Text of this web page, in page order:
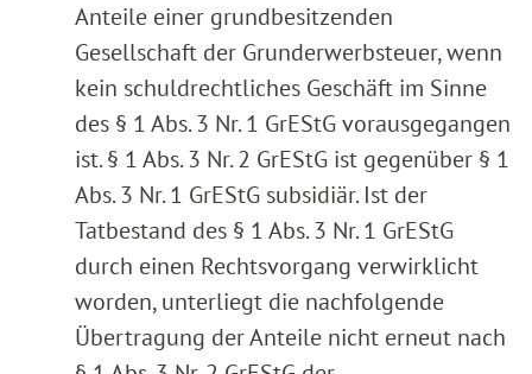
Anteile einer grundbesitzenden
Gesellschaft der Grunderwerbsteuer, wenn
kein schuldrechtliches Geschäft im Sinne
des § 1 Abs. 3 Nr. 1 GrEStG vorausgegangen
ist. § 1 Abs. 3 Nr. 2 GrEStG ist gegenüber § 1
Abs. 3 Nr. 1 GrEStG subsidiär. Ist der
Tatbestand des § 1 Abs. 3 Nr. 1 GrEStG
durch einen Rechtsvorgang verwirklicht
worden, unterliegt die nachfolgende
Übertragung der Anteile nicht erneut nach